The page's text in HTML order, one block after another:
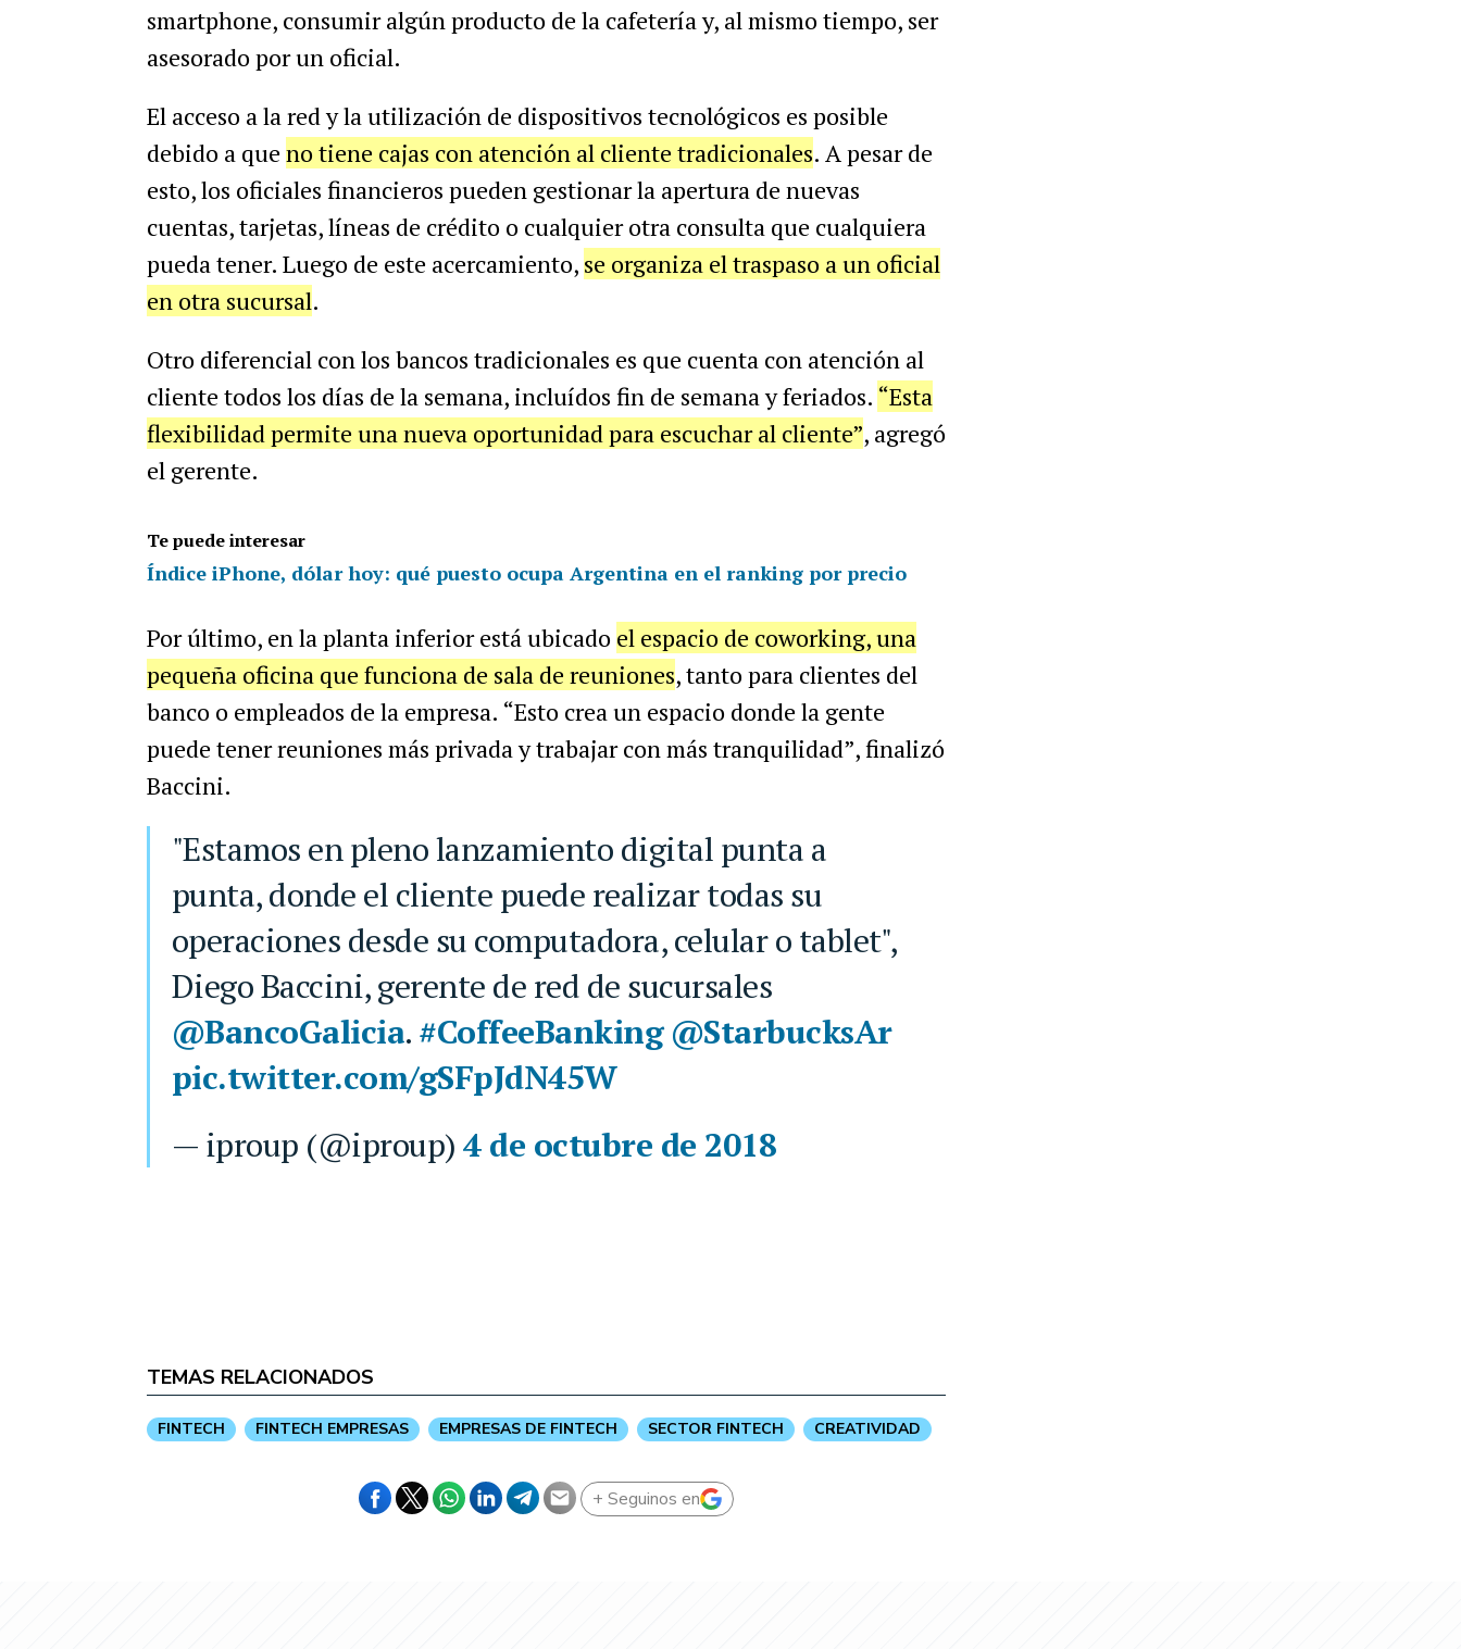
smartphone, consumir algún producto de la cafetería y, al mismo tiempo, ser
asesorado por un oficial.
El acceso a la red y la utilización de dispositivos tecnológicos es posible
debido a que no tiene cajas con atención al cliente tradicionales. A pesar de
esto, los oficiales financieros pueden gestionar la apertura de nuevas
cuentas, tarjetas, líneas de crédito o cualquier otra consulta que cualquiera
pueda tener. Luego de este acercamiento, se organiza el traspaso a un oficial
en otra sucursal.
Otro diferencial con los bancos tradicionales es que cuenta con atención al
cliente todos los días de la semana, incluídos fin de semana y feriados. “Esta
flexibilidad permite una nueva oportunidad para escuchar al cliente”, agregó
el gerente.
Te puede interesar
Índice iPhone, dólar hoy: qué puesto ocupa Argentina en el ranking por precio
Por último, en la planta inferior está ubicado el espacio de coworking, una
pequeña oficina que funciona de sala de reuniones, tanto para clientes del
banco o empleados de la empresa. “Esto crea un espacio donde la gente
puede tener reuniones más privada y trabajar con más tranquilidad”, finalizó
Baccini.
"Estamos en pleno lanzamiento digital punta a
punta, donde el cliente puede realizar todas su
operaciones desde su computadora, celular o tablet",
Diego Baccini, gerente de red de sucursales
@BancoGalicia. #CoffeeBanking @StarbucksAr
pic.twitter.com/gSFpJdN45W
— iproup (@iproup) 4 de octubre de 2018
TEMAS RELACIONADOS
FINTECH FINTECH EMPRESAS EMPRESAS DE FINTECH SECTOR FINTECH CREATIVIDAD
+ Seguinos en